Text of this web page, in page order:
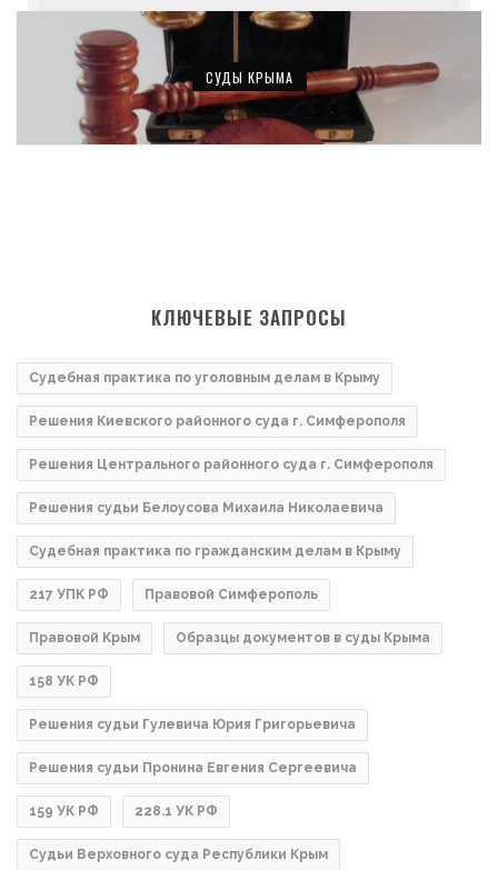
СУДЫ КРЫМА
КЛЮЧЕВЫЕ ЗАПРОСЫ
Судебная практика по уголовным делам в Крыму
Решения Киевского районного суда г. Симферополя
Решения Центрального районного суда г. Симферополя
Решения судьи Белоусова Михаила Николаевича
Судебная практика по гражданским делам в Крыму
217 УПК РФ Правовой Симферополь
Правовой Крым Образцы документов в суды Крыма
158 УК РФ
Решения судьи Гулевича Юрия Григорьевича
Решения судьи Пронина Евгения Сергеевича
159 УК РФ 228.1 УК РФ
Судьи Верховного суда Республики Крым